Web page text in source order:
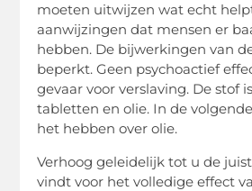
moeten uitwijzen wat echt
aanwijzingen dat mensen er
hebben. De bijwerkingen van
beperkt. Geen psychoactief
gevaar voor verslaving. De stof
tabletten en olie. In de
het hebben over olie.
Verhoog geleidelijk tot u de
vindt voor het volledige effect